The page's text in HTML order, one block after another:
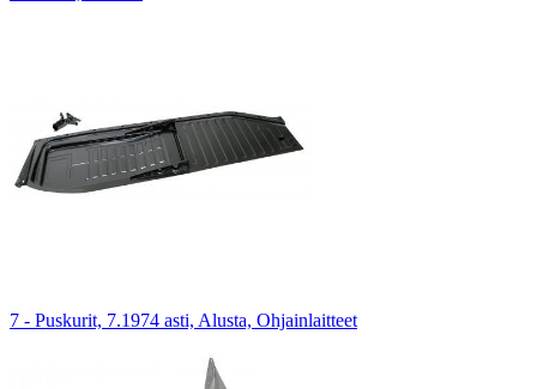
7 - Puskurit, 7.1974 asti, Alusta, Ohjainlaitteet